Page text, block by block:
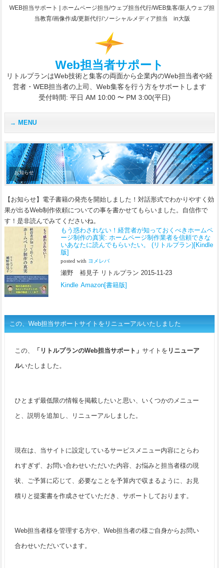
WEB担当サポート | ホームページ担当/ウェブ担当代行/WEB集客/新人ウェブ担
当教育/画像作成/更新代行/ソーシャルメディア担当 in大阪
Web担当者サポート
リトルプランはWeb技術と集客の両面から企業内のWeb担当者や経
営者・WEB担当者の上司、Web集客を行う方をサポートします
受付時間: 平日 AM 10:00 〜 PM 3:00(平日)
MENU
お知らせ
【お知らせ】電子書籍の発売を開始しました！対話形式でわかりやすく効
果が出るWeb制作依頼についての事を書かせてもらいました。自信作で
す！是非読んでみてくださいね。
もう惑わされない！経営者が知っておくべきホームペ
ージ制作の真実: ホームページ制作業者を信頼できな
いあなたに読んでもらいたい。 (リトルプラン)[Kindle
版]
posted with ヨメレバ
瀬野 裕見子 リトルプラン 2015-11-23
Kindle Amazon[書籍版]
この、Web担当サポートサイトをリニューアルいたしました
この、 「リトルプランのWeb担当サポート」 サイトを リニューア
ルいたしました。
ひとまず最低限の情報を掲載したいと思い、いくつかのメニュー
と、説明を追加し、リニューアルしました。
現在は、当サイトに設定しているサービスメニュー内容にとらわ
れすぎず、お問い合わせいただいた内容、お悩みと担当者様の現
状、ご予算に応じて、必要なことを予算内で収まるように、お見
積りと提案書を作成させていただき、サポートしております。
Web担当者様を管理する方や、Web担当者の様ご自身からお問い
合わせいただいています。